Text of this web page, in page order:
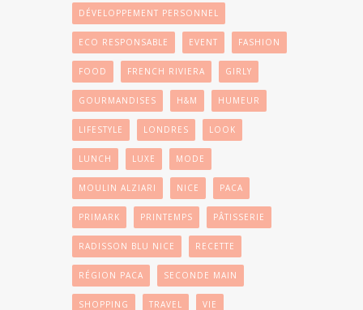
DÉVELOPPEMENT PERSONNEL
ECO RESPONSABLE EVENT FASHION
FOOD FRENCH RIVIERA GIRLY
GOURMANDISES H&M HUMEUR
LIFESTYLE LONDRES LOOK
LUNCH LUXE MODE
MOULIN ALZIARI NICE PACA
PRIMARK PRINTEMPS PÂTISSERIE
RADISSON BLU NICE RECETTE
RÉGION PACA SECONDE MAIN
SHOPPING TRAVEL VIE